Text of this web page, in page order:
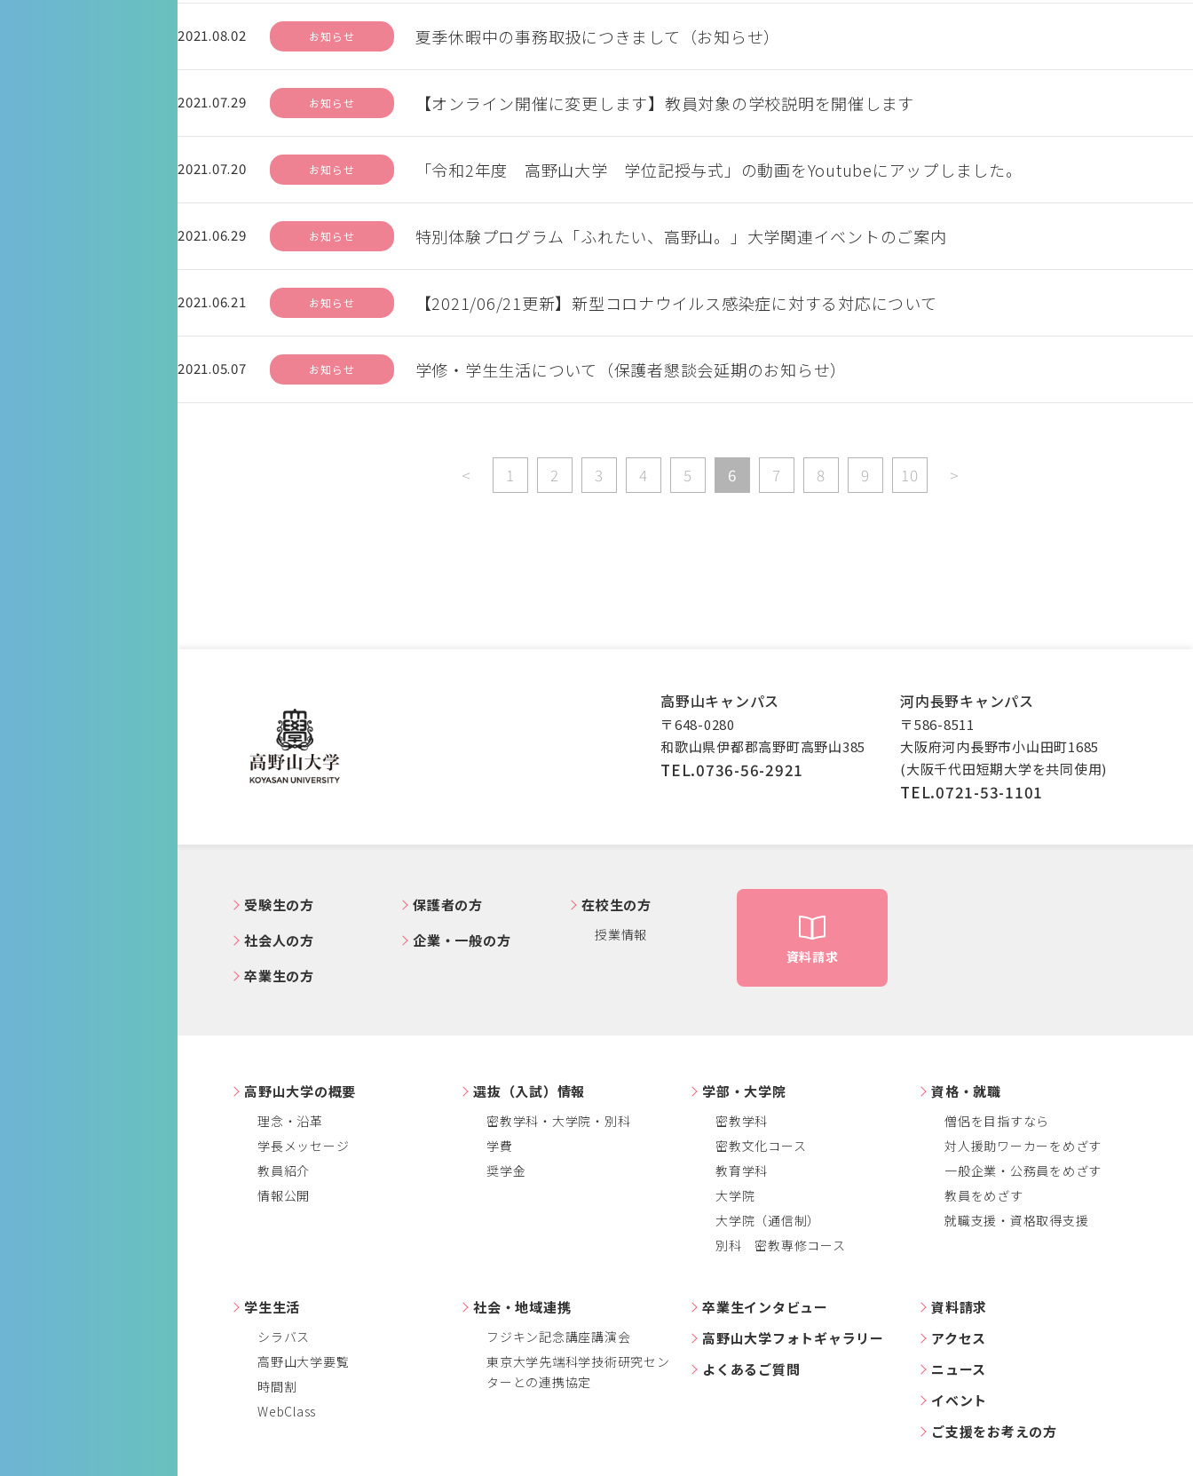
2021.08.02 お知らせ 夏季休暇中の事務取扱につきまして（お知らせ）
2021.07.29 お知らせ 【オンライン開催に変更します】教員対象の学校説明を開催します
2021.07.20 お知らせ 「令和2年度 高野山大学 学位記授与式」の動画をYoutubeにアップしました。
2021.06.29 お知らせ 特別体験プログラム「ふれたい、高野山。」大学関連イベントのご案内
2021.06.21 お知らせ 【2021/06/21更新】新型コロナウイルス感染症に対する対応について
2021.05.07 お知らせ 学修・学生生活について（保護者懇談会延期のお知らせ）
< 1 2 3 4 5 6 7 8 9 10 >
高野山キャンパス
〒648-0280
和歌山県伊都郡高野町高野山385
TEL.0736-56-2921
河内長野キャンパス
〒586-8511
大阪府河内長野市小山田町1685
(大阪千代田短期大学を共同使用)
TEL.0721-53-1101
受験生の方
社会人の方
卒業生の方
保護者の方
企業・一般の方
在校生の方
授業情報
資料請求
高野山大学の概要
理念・沿革
学長メッセージ
教員紹介
情報公開
選抜（入試）情報
密教学科・大学院・別科
学費
奨学金
学部・大学院
密教学科
密教文化コース
教育学科
大学院
大学院（通信制）
別科 密教専修コース
資格・就職
僧侶を目指すなら
対人援助ワーカーをめざす
一般企業・公務員をめざす
教員をめざす
就職支援・資格取得支援
学生生活
シラバス
高野山大学要覧
時間割
WebClass
社会・地域連携
フジキン記念講座講演会
東京大学先端科学技術研究セン
ターとの連携協定
卒業生インタビュー
高野山大学フォトギャラリー
よくあるご質問
資料請求
アクセス
ニュース
イベント
ご支援をお考えの方